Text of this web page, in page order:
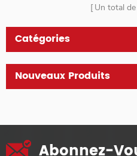
Un total de
Catégories
Nouveaux Produits
Abonnez-